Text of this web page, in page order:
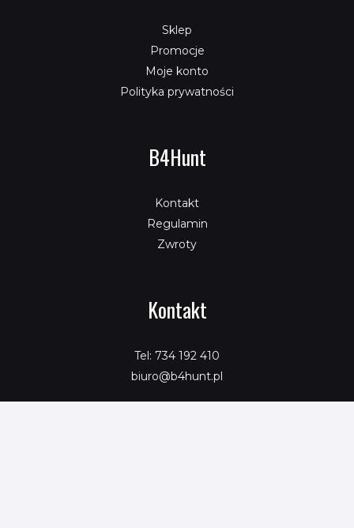
Sklep
Promocje
Moje konto
Polityka prywatności
B4Hunt
Kontakt
Regulamin
Zwroty
Kontakt
Tel: 734 192 410
biuro@b4hunt.pl